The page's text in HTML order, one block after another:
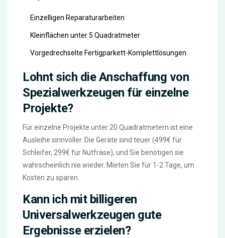
Einzelligen Reparaturarbeiten
Kleinflächen unter 5 Quadratmeter
Vorgedrechselte Fertigparkett-Komplettlösungen
Lohnt sich die Anschaffung von
Spezialwerkzeugen für einzelne
Projekte?
Für einzelne Projekte unter 20 Quadratmetern ist eine
Ausleihe sinnvoller. Die Geräte sind teuer (499€ für
Schleifer, 299€ für Nutfräse), und Sie benötigen sie
wahrscheinlich nie wieder. Mieten Sie für 1-2 Tage, um
Kosten zu sparen.
Kann ich mit billigeren
Universalwerkzeugen gute
Ergebnisse erzielen?